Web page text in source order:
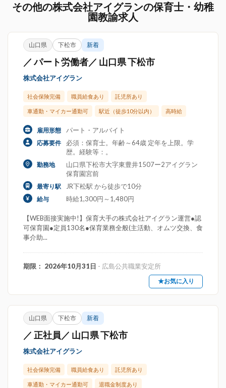
その他の株式会社アイグランの保育士・幼稚
園教諭求人
山口県 下松市 新着
／ パート労働者／ 山口県 下松市
株式会社アイグラン
社会保険完備 職員給食あり 託児所あり
車通勤・マイカー通勤可 駅近（徒歩10分以内） 高時給
雇用形態 パート・アルバイト
応募要件
必須：保育士。年齢～64歳 定年を上限。学
歴。経験等：。
勤務地
山口県下松市大字東豊井1507ー2アイグラン
保育園宮前
最寄り駅 JR下松駅 から徒歩で10分
給与 時給1,300円～1,480円
【WEB面接実施中!】保育大手の株式会社アイグラン運営●認
可保育園●定員130名●保育業務全般(主活動、オムツ交換、食
事介助...
期限： 2026年10月31日 - 広島公共職業安定所
★お気に入り
山口県 下松市 新着
／ 正社員／ 山口県 下松市
株式会社アイグラン
社会保険完備 職員給食あり 託児所あり
車通勤・マイカー通勤可 退職金制度あり